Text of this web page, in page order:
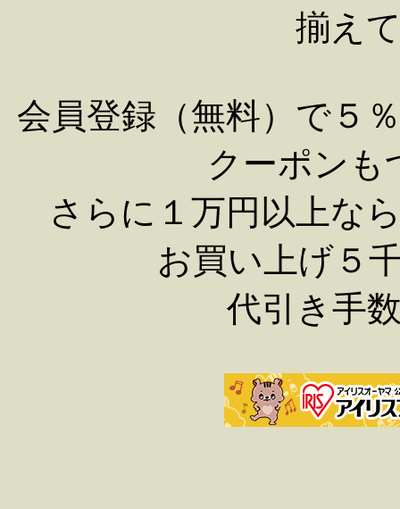
揃え
会員登録（無料）で５
クーポンも
さらに１万円以上な
お買い上げ５
代引き手